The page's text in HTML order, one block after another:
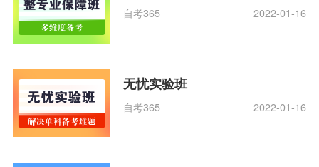
自考365 2022-01-16
无忧实验班
自考365 2022-01-16